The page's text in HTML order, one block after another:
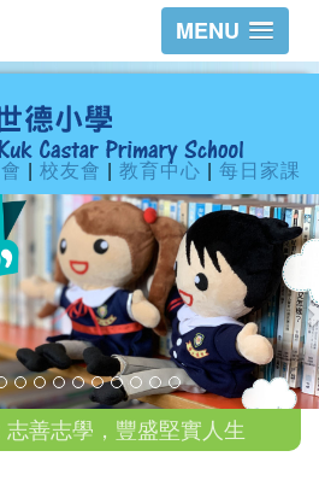
MENU
| 校友會 | 教育中心 | 每日家課
善志學，豐盛堅實人生